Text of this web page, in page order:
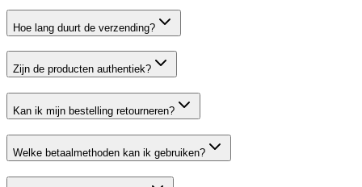
Hoe lang duurt de verzending?
Zijn de producten authentiek?
Kan ik mijn bestelling retourneren?
Welke betaalmethoden kan ik gebruiken?